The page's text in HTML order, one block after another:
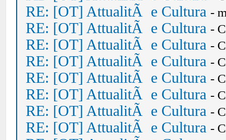
RE: [OT] AttualitÃ e Cultura -
RE: [OT] AttualitÃ e Cultura -
RE: [OT] AttualitÃ e Cultura -
RE: [OT] AttualitÃ e Cultura -
RE: [OT] AttualitÃ e Cultura -
RE: [OT] AttualitÃ e Cultura -
RE: [OT] AttualitÃ e Cultura -
RE: [OT] AttualitÃ e Cultura -